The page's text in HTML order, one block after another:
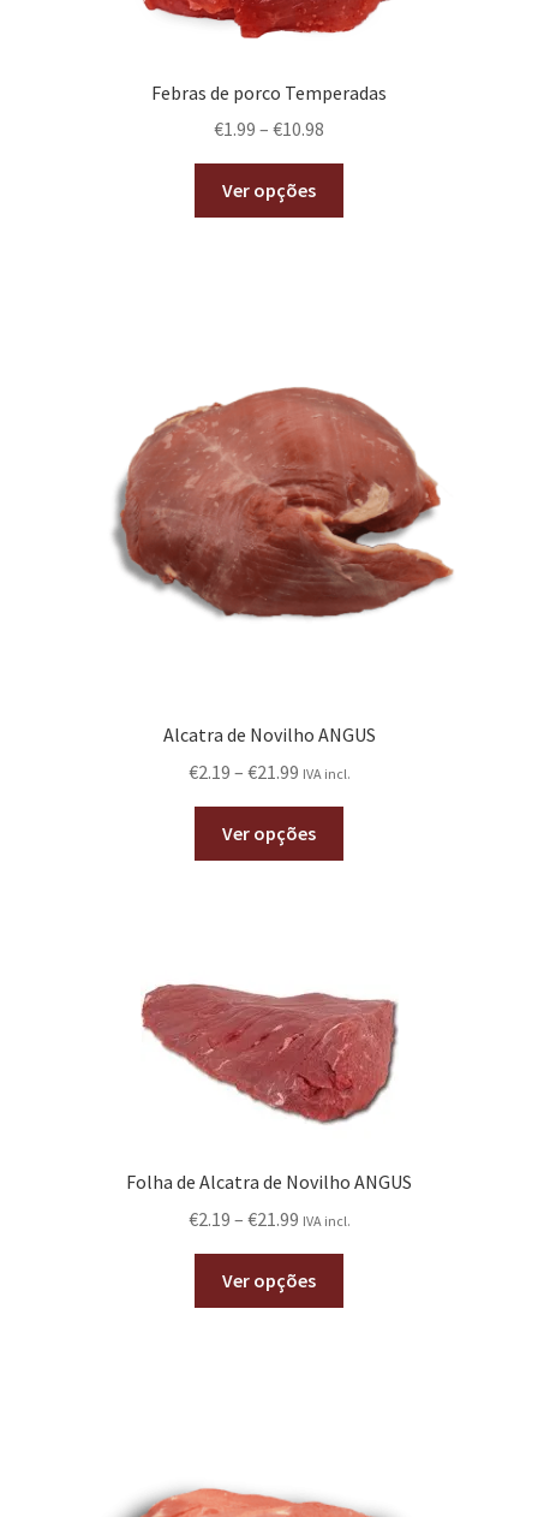
Febras de porco Temperadas
€1.99 – €10.98
Ver opções
Alcatra de Novilho ANGUS
€2.19 – €21.99 IVA incl.
Ver opções
Folha de Alcatra de Novilho ANGUS
€2.19 – €21.99 IVA incl.
Ver opções